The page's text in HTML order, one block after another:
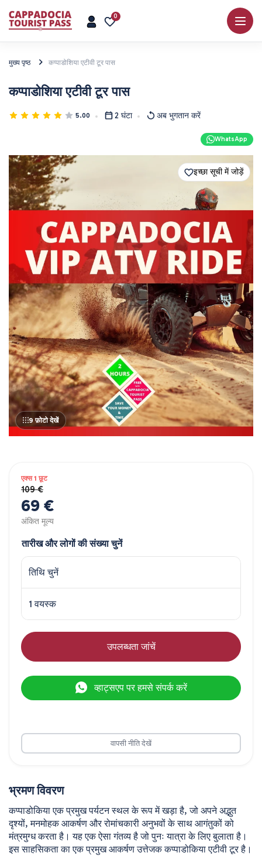
0
मुख्य पृष्ठ कप्पाडोशिया एटीवी टूर पास
कप्पाडोशिया एटीवी टूर पास
5.00 2 घंटा अब भुगतान करें
WhatsApp
इच्छा सूची में जोड़ें
9 फ़ोटो देखें
एक्स 1 छूट
109 €
69 €
अंकित मूल्य
तारीख और लोगों की संख्या चुनें
तिथि चुनें
1 वयस्क
उपलब्धता जांचें
व्हाट्सएप पर हमसे संपर्क करें
वापसी नीति देखें
भ्रमण विवरण
कप्पाडोकिया एक प्रमुख पर्यटन स्थल के रूप में खड़ा है, जो अपने अद्भुत
दृश्यों, मनमोहक आकर्षण और रोमांचकारी अनुभवों के साथ आगंतुकों को
मंत्रमुग्ध करता है। यह एक ऐसा गंतव्य है जो पुनः यात्रा के लिए बुलाता है।
इस साहसिकता का एक प्रमुख आकर्षण उत्तेजक कप्पाडोकिया एटीवी टूर है।